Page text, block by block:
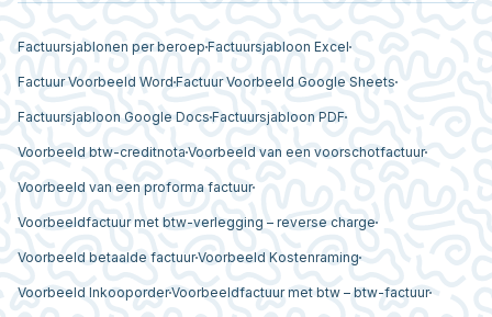
Factuursjablonen per beroep Factuursjabloon Excel
Factuur Voorbeeld Word Factuur Voorbeeld Google Sheets
Factuursjabloon Google Docs Factuursjabloon PDF
Voorbeeld btw-creditnota Voorbeeld van een voorschotfactuur
Voorbeeld van een proforma factuur
Voorbeeldfactuur met btw-verlegging – reverse charge
Voorbeeld betaalde factuurVoorbeeld Kostenraming
Voorbeeld InkooporderVoorbeeldfactuur met btw – btw-factuur